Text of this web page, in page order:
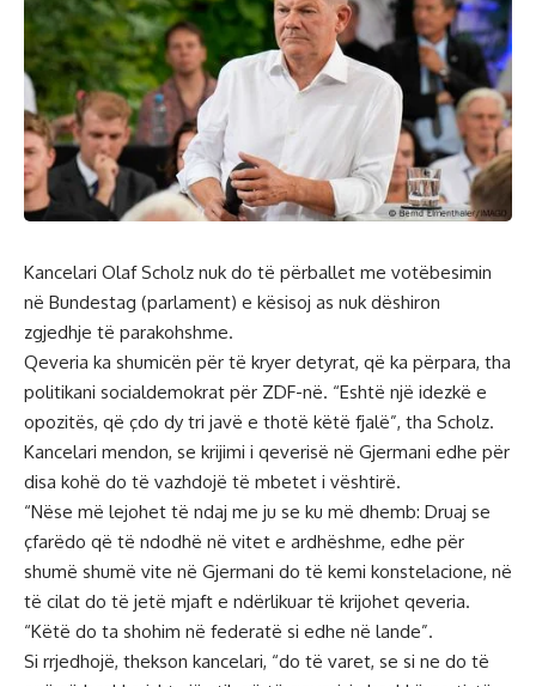
Kancelari Olaf Scholz nuk do të përballet me votëbesimin
në Bundestag (parlament) e kësisoj as nuk dëshiron
zgjedhje të parakohshme.
Qeveria ka shumicën për të kryer detyrat, që ka përpara, tha
politikani socialdemokrat për ZDF-në. “Eshtë një idezkë e
opozitës, që çdo dy tri javë e thotë këtë fjalë”, tha Scholz.
Kancelari mendon, se krijimi i qeverisë në Gjermani edhe për
disa kohë do të vazhdojë të mbetet i vështirë.
“Nëse më lejohet të ndaj me ju se ku më dhemb: Druaj se
çfarëdo që të ndodhë në vitet e ardhëshme, edhe për
shumë shumë vite në Gjermani do të kemi konstelacione, në
të cilat do të jetë mjaft e ndërlikuar të krijohet qeveria.
“Këtë do ta shohim në federatë si edhe në lande”.
Si rrjedhojë, thekson kancelari, “do të varet, se si ne do të